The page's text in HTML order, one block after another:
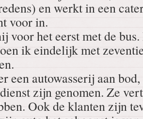
en werkt in een
voor in.
voor het eerst met de
ik eindelijk met
een autowasserij aan
zijn genomen. Ze
Ook de klanten zijn